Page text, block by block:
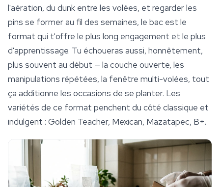
l'aération, du dunk entre les volées, et regarder les
pins se former au fil des semaines, le bac est le
format qui t'offre le plus long engagement et le plus
d'apprentissage. Tu échoueras aussi, honnêtement,
plus souvent au début — la couche ouverte, les
manipulations répétées, la fenêtre multi-volées, tout
ça additionne les occasions de se planter. Les
variétés de ce format penchent du côté classique et
indulgent : Golden Teacher, Mexican, Mazatapec, B+.